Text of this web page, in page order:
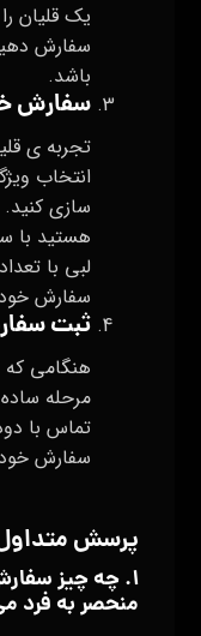
یک قلیان
سفارش
باشد.
سفارش
تجربه‌ ی
انتخاب
سازی کنید.
هستید با
لبی با
سفارش خود
ثبت
هنگامی که
مرحله
تماس با
سفارش
پرسش‌
۱. چه چیز
منحصر به فرد